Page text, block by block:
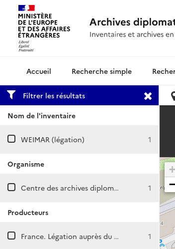
Archives diplomatiquesRecherche simple
Filtrer les résultats
Nom de l'inventaire
WEIMAR (légation) 1
Organisme
Centre des archives diplomatiques de Nantes 1
Producteurs
France. Légation auprès du grand-duché de Saxe-Weimar et des duchés saxons 1
+
−